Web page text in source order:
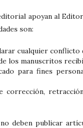
apoyan al
son:
cualquier conflicto
los manuscritos
para fines
corrección,
deben publicar